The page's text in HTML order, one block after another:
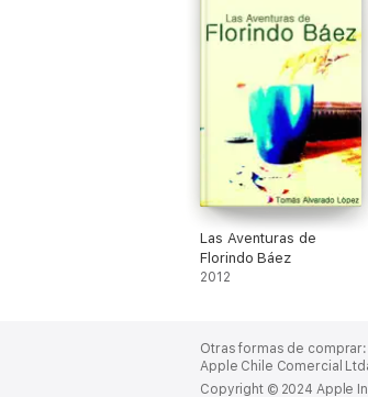
Las Aventuras de
Florindo Báez
2012
Otras formas de comprar:
Apple Chile Comercial
Copyright © 2024 Apple